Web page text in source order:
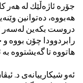
جۆرە ئاژەڵێك لە هەر
هەبووە، دەتوانین
دروست بکەین لەسەر
رابردوودا چۆن بووە
هاتووە تا گەیشتووە بە
ئەو شیکارییانەی د.